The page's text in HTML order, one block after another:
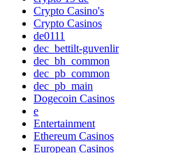
Crypto Casino's
Crypto Casinos
de0111
dec_bettilt-guvenlir
dec_bh_common
dec_pb_common
dec_pb_main
Dogecoin Casinos
e
Entertainment
Ethereum Casinos
European Casinos